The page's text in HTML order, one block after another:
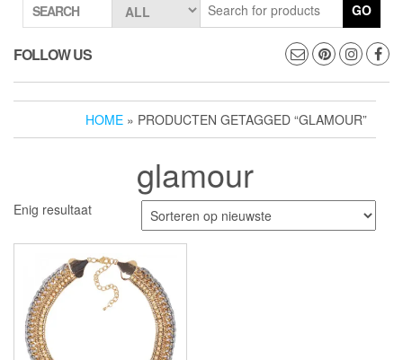
SEARCH GO
FOLLOW US
HOME » PRODUCTEN GETAGGED “GLAMOUR”
glamour
Enig resultaat